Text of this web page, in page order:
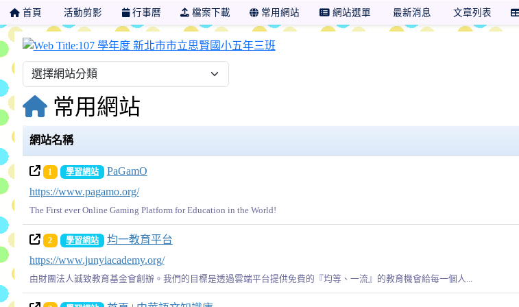
首頁 活動剪影 行事曆 檔案下載 常用網站 網站選單 最新消息 文章列表
107 學年度 新北市市立思賢國小五年三班
常用網站
網站名稱
1 學習網站
PaGamO
https://www.pagamo.org/
The First ever Online Gaming Platform for Education in the World!
2 學習網站
均一教育平台
https://www.junyiacademy.org/
由財團法人誠致教育基金會創辦。我們的目標是透過雲端平台提供免費的『均等、一流』的教育機會給每一個人...